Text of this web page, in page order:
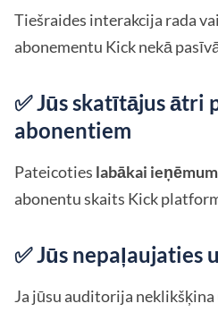
Tiešraides interakcija rada
abonementu Kick nekā
✅ Jūs skatītājus ātri
abonentiem
Pateicoties labākai
abonentu skaits Kick
✅ Jūs nepaļaujaties
Ja jūsu auditorija